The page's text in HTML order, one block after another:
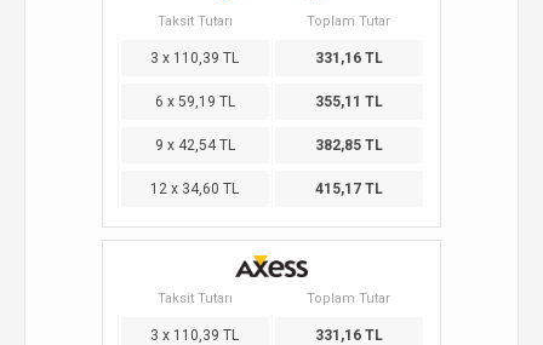
Taksit Tutarı Toplam Tutar
3 x 110,39 TL 331,16 TL
6 x 59,19 TL 355,11 TL
9 x 42,54 TL 382,85 TL
12 x 34,60 TL 415,17 TL
Taksit Tutarı Toplam Tutar
3 x 110,39 TL 331,16 TL